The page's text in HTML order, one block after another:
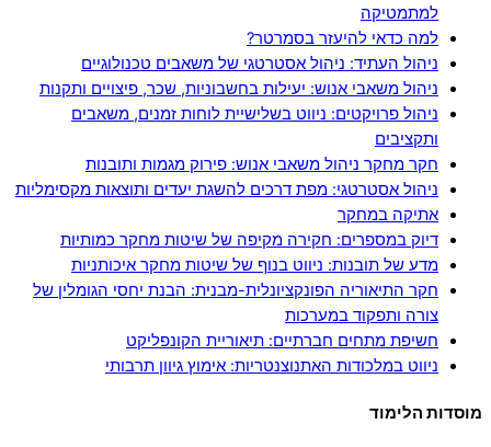
למתמטיקה
למה כדאי להיעזר בסמרטר?
ניהול העתיד: ניהול אסטרטגי של משאבים טכנולוגיים
ניהול משאבי אנוש: יעילות בחשבוניות, שכר, פיצויים ותקנות
ניהול פרויקטים: ניווט בשלישיית לוחות זמנים, משאבים
ותקציבים
חקר מחקר ניהול משאבי אנוש: פירוק מגמות ותובנות
ניהול אסטרטגי: מפת דרכים להשגת יעדים ותוצאות מקסימליות
אתיקה במחקר
דיוק במספרים: חקירה מקיפה של שיטות מחקר כמותיות
מדע של תובנות: ניווט בנוף של שיטות מחקר איכותניות
חקר התיאוריה הפונקציונלית-מבנית: הבנת יחסי הגומלין של
צורה ותפקוד במערכות
חשיפת מתחים חברתיים: תיאוריית הקונפליקט
ניווט במלכודות האתנוצנטריות: אימוץ גיוון תרבותי
מוסדות הלימוד